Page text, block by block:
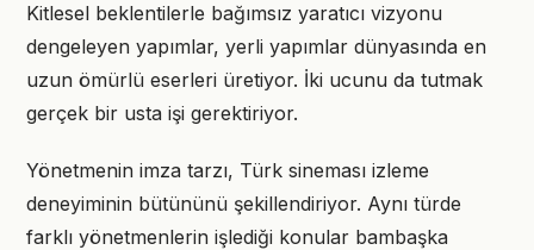
Kitlesel beklentilerle bağımsız yaratıcı vizyonu
dengeleyen yapımlar, yerli yapımlar dünyasında en
uzun ömürlü eserleri üretiyor. İki ucunu da tutmak
gerçek bir usta işi gerektiriyor.
Yönetmenin imza tarzı, Türk sineması izleme
deneyiminin bütününü şekillendiriyor. Aynı türde
farklı yönetmenlerin işlediği konular bambaşka